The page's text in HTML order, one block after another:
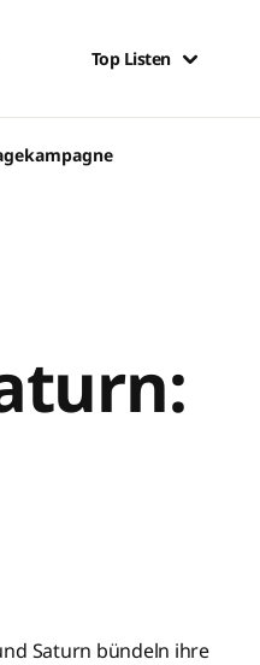
Top Listen
Saturn bündeln ihre